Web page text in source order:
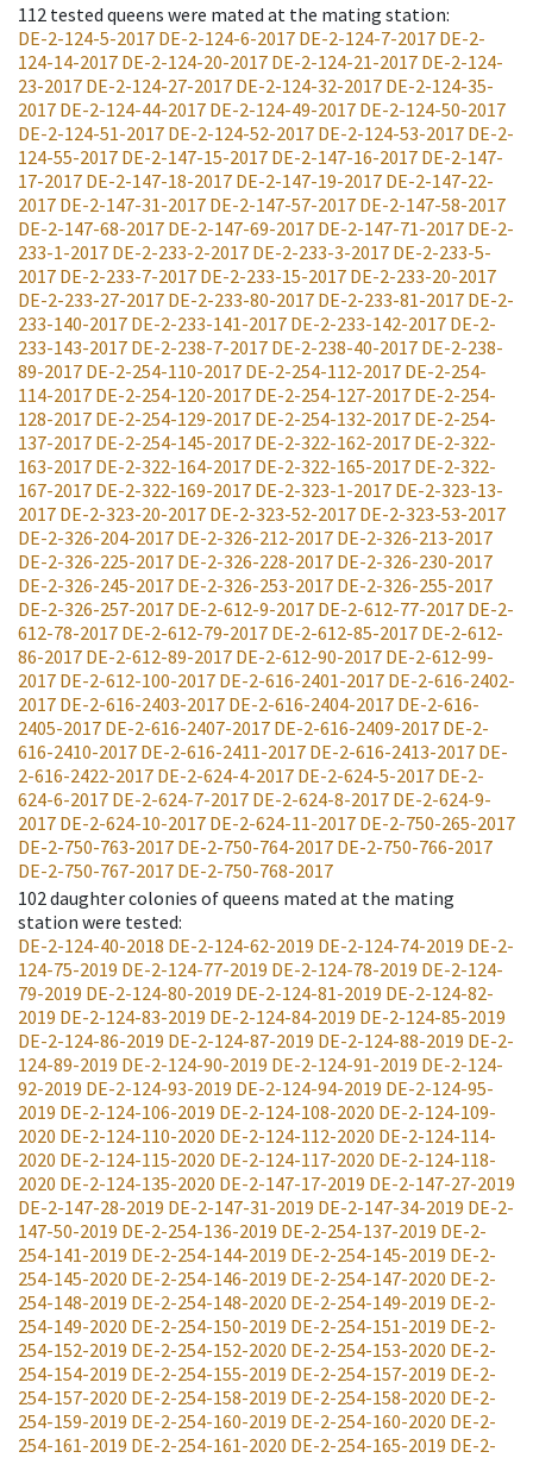
112 tested queens were mated at the mating station:
DE-2-124-5-2017 DE-2-124-6-2017 DE-2-124-7-2017 DE-2-
124-14-2017 DE-2-124-20-2017 DE-2-124-21-2017 DE-2-124-
23-2017 DE-2-124-27-2017 DE-2-124-32-2017 DE-2-124-35-
2017 DE-2-124-44-2017 DE-2-124-49-2017 DE-2-124-50-2017
DE-2-124-51-2017 DE-2-124-52-2017 DE-2-124-53-2017 DE-2-
124-55-2017 DE-2-147-15-2017 DE-2-147-16-2017 DE-2-147-
17-2017 DE-2-147-18-2017 DE-2-147-19-2017 DE-2-147-22-
2017 DE-2-147-31-2017 DE-2-147-57-2017 DE-2-147-58-2017
DE-2-147-68-2017 DE-2-147-69-2017 DE-2-147-71-2017 DE-2-
233-1-2017 DE-2-233-2-2017 DE-2-233-3-2017 DE-2-233-5-
2017 DE-2-233-7-2017 DE-2-233-15-2017 DE-2-233-20-2017
DE-2-233-27-2017 DE-2-233-80-2017 DE-2-233-81-2017 DE-2-
233-140-2017 DE-2-233-141-2017 DE-2-233-142-2017 DE-2-
233-143-2017 DE-2-238-7-2017 DE-2-238-40-2017 DE-2-238-
89-2017 DE-2-254-110-2017 DE-2-254-112-2017 DE-2-254-
114-2017 DE-2-254-120-2017 DE-2-254-127-2017 DE-2-254-
128-2017 DE-2-254-129-2017 DE-2-254-132-2017 DE-2-254-
137-2017 DE-2-254-145-2017 DE-2-322-162-2017 DE-2-322-
163-2017 DE-2-322-164-2017 DE-2-322-165-2017 DE-2-322-
167-2017 DE-2-322-169-2017 DE-2-323-1-2017 DE-2-323-13-
2017 DE-2-323-20-2017 DE-2-323-52-2017 DE-2-323-53-2017
DE-2-326-204-2017 DE-2-326-212-2017 DE-2-326-213-2017
DE-2-326-225-2017 DE-2-326-228-2017 DE-2-326-230-2017
DE-2-326-245-2017 DE-2-326-253-2017 DE-2-326-255-2017
DE-2-326-257-2017 DE-2-612-9-2017 DE-2-612-77-2017 DE-2-
612-78-2017 DE-2-612-79-2017 DE-2-612-85-2017 DE-2-612-
86-2017 DE-2-612-89-2017 DE-2-612-90-2017 DE-2-612-99-
2017 DE-2-612-100-2017 DE-2-616-2401-2017 DE-2-616-2402-
2017 DE-2-616-2403-2017 DE-2-616-2404-2017 DE-2-616-
2405-2017 DE-2-616-2407-2017 DE-2-616-2409-2017 DE-2-
616-2410-2017 DE-2-616-2411-2017 DE-2-616-2413-2017 DE-
2-616-2422-2017 DE-2-624-4-2017 DE-2-624-5-2017 DE-2-
624-6-2017 DE-2-624-7-2017 DE-2-624-8-2017 DE-2-624-9-
2017 DE-2-624-10-2017 DE-2-624-11-2017 DE-2-750-265-2017
DE-2-750-763-2017 DE-2-750-764-2017 DE-2-750-766-2017
DE-2-750-767-2017 DE-2-750-768-2017
102 daughter colonies of queens mated at the mating
station were tested:
DE-2-124-40-2018 DE-2-124-62-2019 DE-2-124-74-2019 DE-2-
124-75-2019 DE-2-124-77-2019 DE-2-124-78-2019 DE-2-124-
79-2019 DE-2-124-80-2019 DE-2-124-81-2019 DE-2-124-82-
2019 DE-2-124-83-2019 DE-2-124-84-2019 DE-2-124-85-2019
DE-2-124-86-2019 DE-2-124-87-2019 DE-2-124-88-2019 DE-2-
124-89-2019 DE-2-124-90-2019 DE-2-124-91-2019 DE-2-124-
92-2019 DE-2-124-93-2019 DE-2-124-94-2019 DE-2-124-95-
2019 DE-2-124-106-2019 DE-2-124-108-2020 DE-2-124-109-
2020 DE-2-124-110-2020 DE-2-124-112-2020 DE-2-124-114-
2020 DE-2-124-115-2020 DE-2-124-117-2020 DE-2-124-118-
2020 DE-2-124-135-2020 DE-2-147-17-2019 DE-2-147-27-2019
DE-2-147-28-2019 DE-2-147-31-2019 DE-2-147-34-2019 DE-2-
147-50-2019 DE-2-254-136-2019 DE-2-254-137-2019 DE-2-
254-141-2019 DE-2-254-144-2019 DE-2-254-145-2019 DE-2-
254-145-2020 DE-2-254-146-2019 DE-2-254-147-2020 DE-2-
254-148-2019 DE-2-254-148-2020 DE-2-254-149-2019 DE-2-
254-149-2020 DE-2-254-150-2019 DE-2-254-151-2019 DE-2-
254-152-2019 DE-2-254-152-2020 DE-2-254-153-2020 DE-2-
254-154-2019 DE-2-254-155-2019 DE-2-254-157-2019 DE-2-
254-157-2020 DE-2-254-158-2019 DE-2-254-158-2020 DE-2-
254-159-2019 DE-2-254-160-2019 DE-2-254-160-2020 DE-2-
254-161-2019 DE-2-254-161-2020 DE-2-254-165-2019 DE-2-